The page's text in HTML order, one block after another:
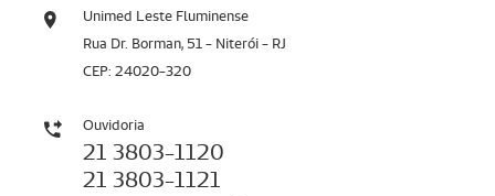
Unimed Leste Fluminense
Rua Dr. Borman, 51 - Niterói - RJ
CEP: 24020-320
Ouvidoria
21 3803-1120
21 3803-1121